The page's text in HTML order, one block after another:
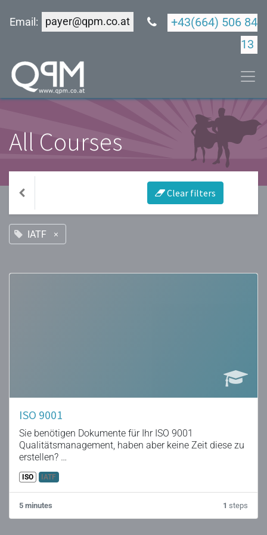
Email: payer@qpm.co.at
+43(664) 506 84
13
All Courses
Clear filters
IATF ×
ISO 9001
Sie benötigen Dokumente für Ihr ISO 9001
Qualitätsmanagement, haben aber keine Zeit diese zu
erstellen?
QPM hat die Lösung!
ISO IATF
5 minutes 1 steps